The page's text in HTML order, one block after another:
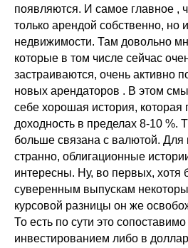
появляются. И самое главное ,
только арендой собственно, но
недвижимости. Там довольно
которые в том числе сейчас
застраиваются, очень активно
новых арендаторов . В этом
себе хорошая история, которая
доходность в пределах 8-10 %.
больше связана с валютой. Для
странно, облигационные
интересны. Ну, во первых, хотя
суверенным выпускам
курсовой разницы он же
То есть по сути это
инвестированием либо в